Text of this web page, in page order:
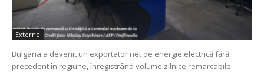
Externe
Bulgaria a devenit un exportator net de energie electrică fără
precedent în regiune, înregistrând volume zilnice remarcabile.